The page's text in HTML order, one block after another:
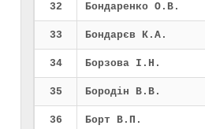
32 Бондаренко О.В.
33 Бондарєв К.А.
34 Борзова І.Н.
35 Бородін В.В.
36 Борт В.П.